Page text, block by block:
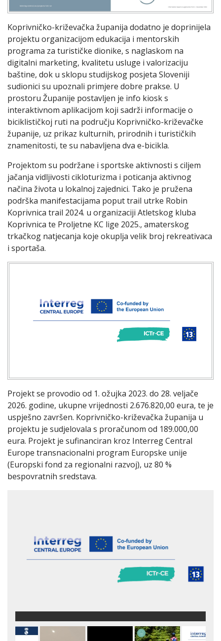
Koprivničko-križevačka županija dodatno je doprinijela
projektu organizacijom edukacija i mentorskih
programa za turističke dionike, s naglaskom na
digitalni marketing, kvalitetu usluge i valorizaciju
baštine, dok u sklopu studijskog posjeta Sloveniji
sudionici su upoznali primjere dobre prakse. U
prostoru Županije postavljen je info kiosk s
interaktivnom aplikacijom koji sadrži informacije o
biciklističkoj ruti na području Koprivničko-križevačke
županije, uz prikaz kulturnih, prirodnih i turističkih
znamenitosti, te su nabavljena dva e-bicikla.
Projektom su podržane i sportske aktivnosti s ciljem
jačanja vidljivosti cikloturizma i poticanja aktivnog
načina života u lokalnoj zajednici. Tako je pružena
podrška manifestacijama poput trail utrke Robin
Koprivnica trail 2024. u organizaciji Atletskog kluba
Koprivnica te Proljetne KC lige 2025., amaterskog
trkačkog natjecanja koje okuplja velik broj rekreativaca
i sportaša.
Projekt se provodio od 1. ožujka 2023. do 28. veljače
2026. godine, ukupne vrijednosti 2.676.820,00 eura, te je
uspješno završen. Koprivničko-križevačka županija u
projektu je sudjelovala s proračunom od 189.000,00
eura. Projekt je sufinanciran kroz Interreg Central
Europe transnacionalni program Europske unije
(Europski fond za regionalni razvoj), uz 80 %
bespovratnih sredstava.